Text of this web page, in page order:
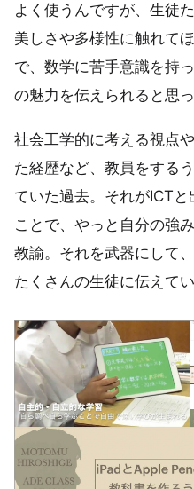
よく使うんですが、生徒
美しさや多様性に触れて
で、数学に苦手意識を持
の魅力を伝えられると思っ
社会工学的に考える視点
た経歴など、教員をする
ていた過去。それがICT
ことで、やっと自分の強
教諭。それを武器にして
たくさんの生徒に伝えて